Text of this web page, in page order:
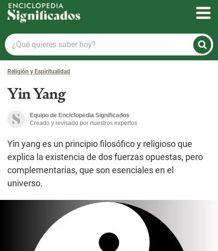
Enciclopedia Significados
¿Qué
quieres
saber
hoy?
Religión y Espiritualidad
Yin Yang
Equipo de Enciclopedia Significados
Creado y revisado por nuestros expertos
Yin yang es un principio filosófico y religioso que
explica la existencia de dos fuerzas opuestas, pero
complementarias, que son esenciales en el
universo.